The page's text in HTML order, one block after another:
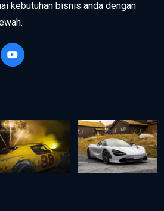
kebutuhan bisnis anda dengan